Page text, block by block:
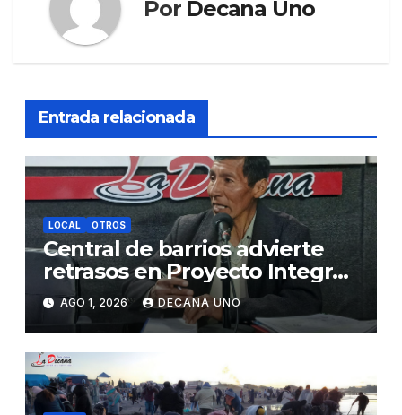
Por Decana Uno
Entrada relacionada
LOCAL OTROS
Central de barrios advierte
retrasos en Proyecto Integral
de Agua y Alcantarillado para
Juliaca
AGO 1, 2026 DECANA UNO